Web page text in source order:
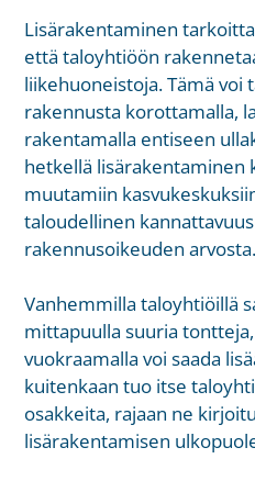
Lisärakentaminen
että taloyhtiöön
liikehuoneistoja. Tämä voi
rakennusta korottamalla,
rakentamalla entiseen
hetkellä lisärakentaminen
muutamiin
taloudellinen
rakennusoikeuden arvosta.
Vanhemmilla taloyhtiöillä
mittapuulla suuria
vuokraamalla voi saada
kuitenkaan tuo itse
osakkeita, rajaan ne
lisärakentamisen